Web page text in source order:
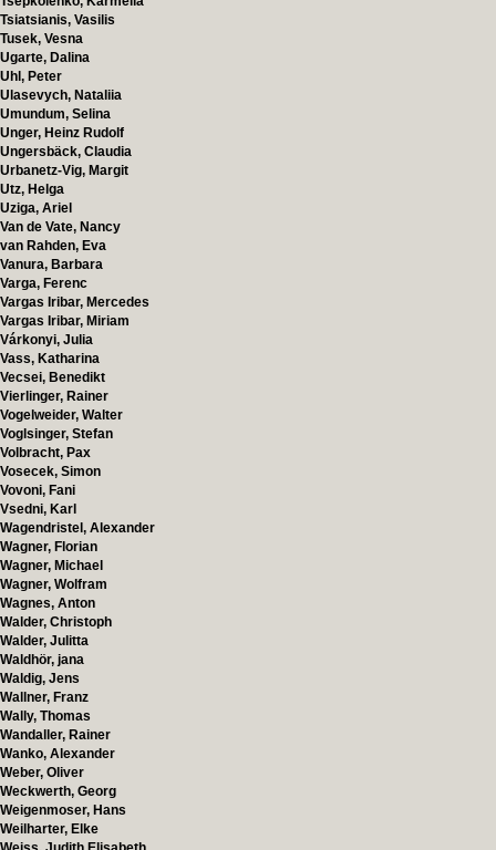
Tsiatsianis, Vasilis
Tusek, Vesna
Ugarte, Dalina
Uhl, Peter
Ulasevych, Nataliia
Umundum, Selina
Unger, Heinz Rudolf
Ungersbäck, Claudia
Urbanetz-Vig, Margit
Utz, Helga
Uziga, Ariel
Van de Vate, Nancy
van Rahden, Eva
Vanura, Barbara
Varga, Ferenc
Vargas Iribar, Mercedes
Vargas Iribar, Miriam
Várkonyi, Julia
Vass, Katharina
Vecsei, Benedikt
Vierlinger, Rainer
Vogelweider, Walter
Voglsinger, Stefan
Volbracht, Pax
Vosecek, Simon
Vovoni, Fani
Vsedni, Karl
Wagendristel, Alexander
Wagner, Florian
Wagner, Michael
Wagner, Wolfram
Wagnes, Anton
Walder, Christoph
Walder, Julitta
Waldhör, jana
Waldig, Jens
Wallner, Franz
Wally, Thomas
Wandaller, Rainer
Wanko, Alexander
Weber, Oliver
Weckwerth, Georg
Weigenmoser, Hans
Weilharter, Elke